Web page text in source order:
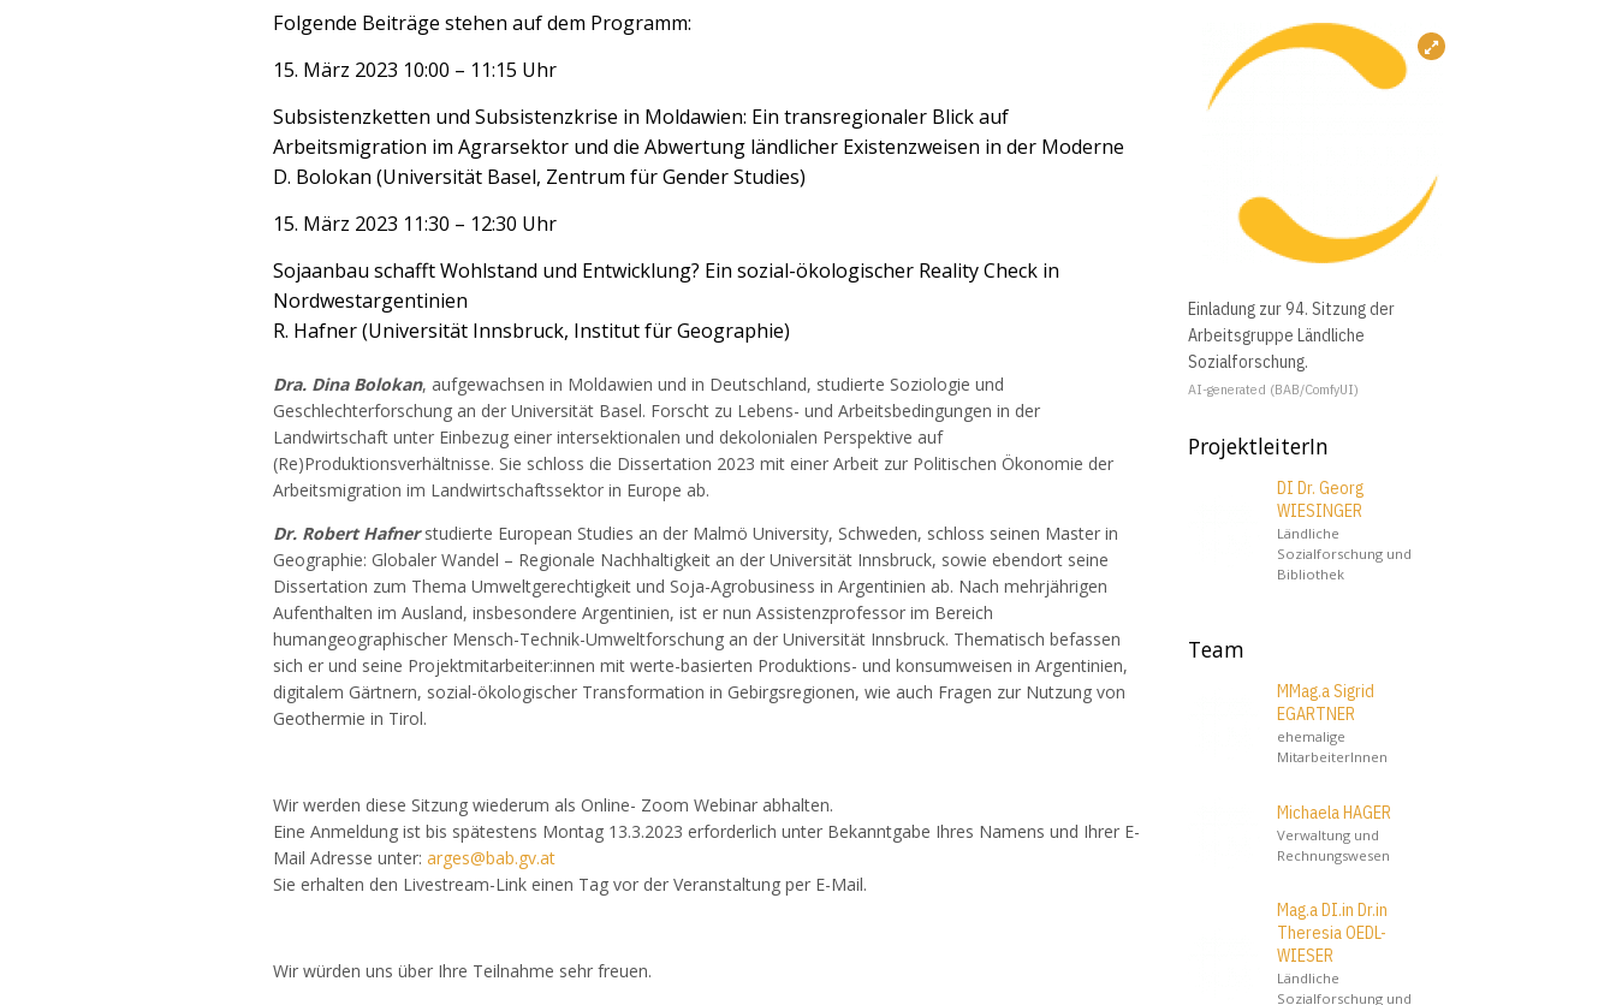
Folgende Beiträge stehen auf dem Programm:
15. März 2023 10:00 – 11:15 Uhr
Subsistenzketten und Subsistenzkrise in Moldawien: Ein transregionaler Blick auf
Arbeitsmigration im Agrarsektor und die Abwertung ländlicher Existenzweisen in der Moderne
D. Bolokan (Universität Basel, Zentrum für Gender Studies)
15. März 2023 11:30 – 12:30 Uhr
Sojaanbau schafft Wohlstand und Entwicklung? Ein sozial-ökologischer Reality Check in
Nordwestargentinien
R. Hafner (Universität Innsbruck, Institut für Geographie)
Dra. Dina Bolokan, aufgewachsen in Moldawien und in Deutschland, studierte Soziologie und
Geschlechterforschung an der Universität Basel. Forscht zu Lebens- und Arbeitsbedingungen in der
Landwirtschaft unter Einbezug einer intersektionalen und dekolonialen Perspektive auf
(Re)Produktionsverhältnisse. Sie schloss die Dissertation 2023 mit einer Arbeit zur Politischen Ökonomie der
Arbeitsmigration im Landwirtschaftssektor in Europe ab.
Dr. Robert Hafnerstudierte European Studies an der Malmö University, Schweden, schloss seinen Master in
Geographie: Globaler Wandel – Regionale Nachhaltigkeit an der Universität Innsbruck, sowie ebendort seine
Dissertation zum Thema Umweltgerechtigkeit und Soja-Agrobusiness in Argentinien ab. Nach mehrjährigen
Aufenthalten im Ausland, insbesondere Argentinien, ist er nun Assistenzprofessor im Bereich
humangeographischer Mensch-Technik-Umweltforschung an der Universität Innsbruck. Thematisch befassen
sich er und seine Projektmitarbeiter:innen mit werte-basierten Produktions- und konsumweisen in Argentinien,
digitalem Gärtnern, sozial-ökologischer Transformation in Gebirgsregionen, wie auch Fragen zur Nutzung von
Geothermie in Tirol.
Wir werden diese Sitzung wiederum als Online- Zoom Webinar abhalten.
Eine Anmeldung ist bis spätestens Montag 13.3.2023 erforderlich unter Bekanntgabe Ihres Namens und Ihrer E-
Mail Adresse unter: arges@bab.gv.at
Sie erhalten den Livestream-Link einen Tag vor der Veranstaltung per E-Mail.
Wir würden uns über Ihre Teilnahme sehr freuen.
Einladung zur 94. Sitzung der
Arbeitsgruppe Ländliche
Sozialforschung.
AI-generated (BAB/ComfyUI)
ProjektleiterIn
DI Dr. Georg
WIESINGER
Ländliche
Sozialforschung und
Bibliothek
Team
MMag.a Sigrid
EGARTNER
ehemalige
MitarbeiterInnen
Michaela HAGER
Verwaltung und
Rechnungswesen
Mag.a DI.in Dr.in
Theresia OEDL-
WIESER
Ländliche
Sozialforschung und